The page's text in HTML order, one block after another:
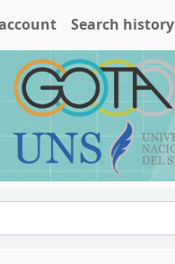
Search history